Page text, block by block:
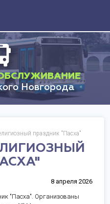
Новгорода
праздник "Пасха"
8 апреля 2026
"Пасха". Организованы